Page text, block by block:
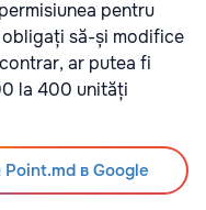
pentru
să-și modifice
ar putea fi
la 400 unități
в Google